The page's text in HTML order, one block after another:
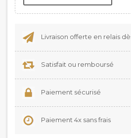
Livraison offerte en relais
Satisfait ou remboursé
Paiement sécurisé
Paiement 4x sans frais